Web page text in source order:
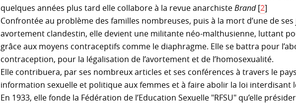
quelques années plus tard elle collabore à la revue anarchisteBrand[2]
Confrontée au problème des familles nombreuses, puis à la mort d’une de ses
avortement clandestin, elle devient une militante néo-malthusienne, luttant
grâce aux moyens contraceptifs comme le diaphragme. Elle se battra pour
contraception, pour la légalisation de l’avortement et de l’homosexualité.
Elle contribuera, par ses nombreux articles et ses conférences à travers le
information sexuelle et politique aux femmes et à faire abolir la loi interdisant
En 1933, elle fonde la Fédération de l’Education Sexuelle "RFSU" qu’elle